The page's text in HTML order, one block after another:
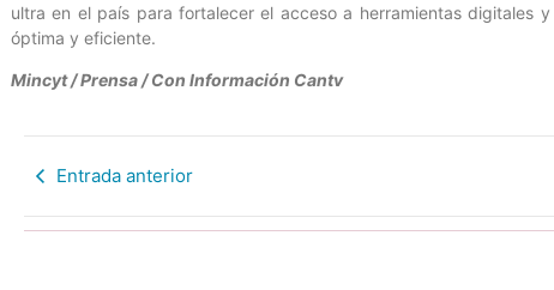
ultra en el país para fortalecer el acceso a herramientas digitales
óptima y eficiente.
Mincyt / Prensa / Con Información Cantv
Entrada anterior